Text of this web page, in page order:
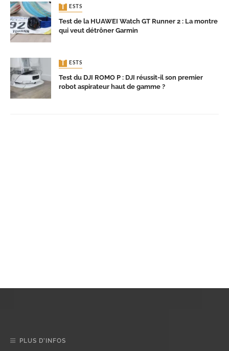
TESTS
Test de la HUAWEI Watch GT Runner 2 : La montre
qui veut détrôner Garmin
TESTS
Test du DJI ROMO P : DJI réussit-il son premier
robot aspirateur haut de gamme ?
PLUS D’INFOS